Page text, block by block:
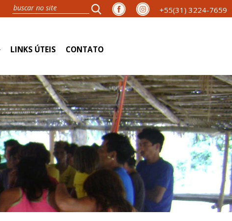
+55(31) 3224-7659
LINKS ÚTEIS CONTATO